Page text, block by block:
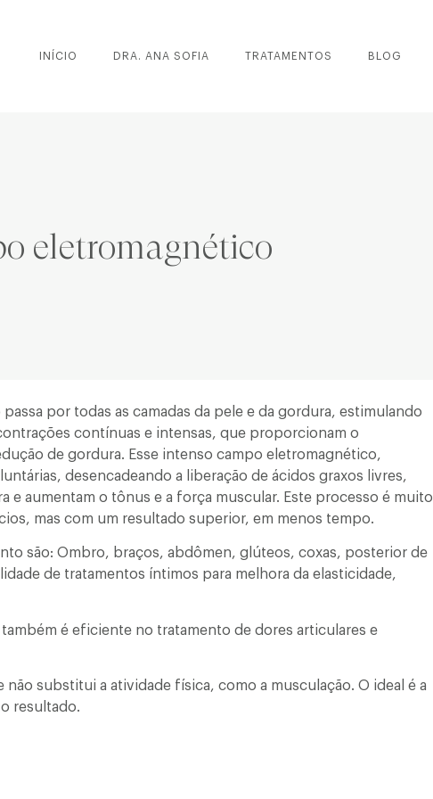
INÍCIO DRA. ANA SOFIA TRATAMENTOS BLOG
eletromagnético
por todas as camadas da pele e da gordura, estimulando
contínuas e intensas, que proporcionam o
de gordura. Esse intenso campo eletromagnético,
desencadeando a liberação de ácidos graxos livres,
e aumentam o tônus e a força muscular. Este processo é muito
mas com um resultado superior, em menos tempo.
são: Ombro, braços, abdômen, glúteos, coxas, posterior de
de tratamentos íntimos para melhora da elasticidade,
é eficiente no tratamento de dores articulares e
substitui a atividade física, como a musculação. O ideal é a
resultado.